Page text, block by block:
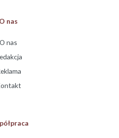
O nas
O nas